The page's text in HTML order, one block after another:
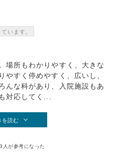
います。
場所もわかりやすく、大きな
やすく停めやすく、広いし、
んな科があり、入院施設もあ
対応してく...
を読む
3人が参考になった